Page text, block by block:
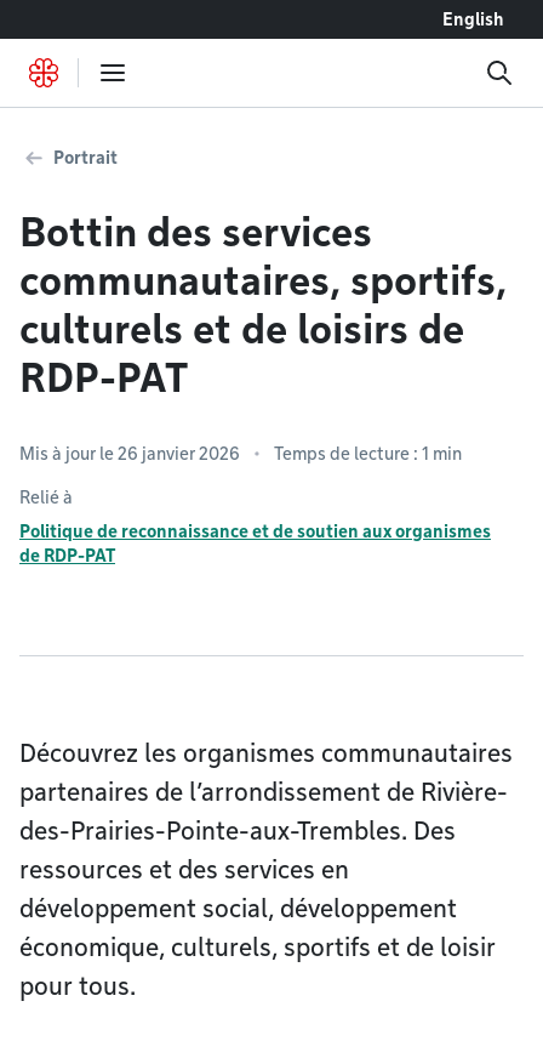
English
Portrait
Bottin des services
communautaires, sportifs,
culturels et de loisirs de
RDP-PAT
Mis à jour le 26 janvier 2026 Temps de lecture : 1 min
Relié à
Politique de reconnaissance et de soutien aux organismes
de RDP-PAT
Découvrez les organismes communautaires
partenaires de l’arrondissement de Rivière-
des-Prairies-Pointe-aux-Trembles. Des
ressources et des services en
développement social, développement
économique, culturels, sportifs et de loisir
pour tous.